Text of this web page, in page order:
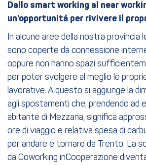
Dallo smart working al near
un’opportunità per rivivere il
In alcune aree della nostra provincia
sono coperte da connessione
oppure non hanno spazi
per poter svolgere al meglio le
lavorative. A questo si aggiunge la
agli spostamenti che, prendendo ad
abitante di Mezzana, significa
ore di viaggio e relativa spesa di
per andare e tornare da Trento. La
da Coworking inCooperazione